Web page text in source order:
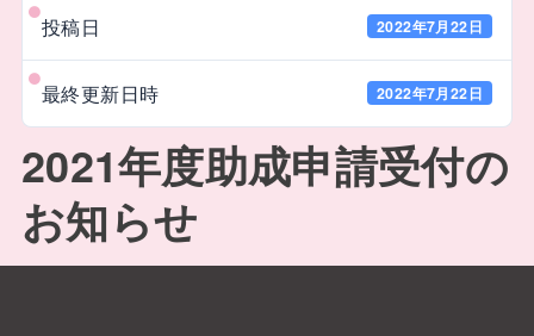
投稿日 2022年7月22日
最終更新日時 2022年7月22日
2021年度助成申請受付の
お知らせ